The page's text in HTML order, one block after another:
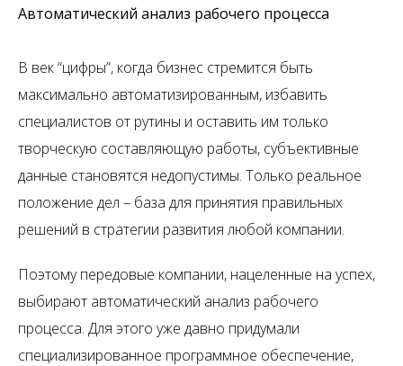
Автоматический анализ рабочего процесса
В век “цифры”, когда бизнес стремится быть
максимально автоматизированным, избавить
специалистов от рутины и оставить им только
творческую составляющую работы, субъективные
данные становятся недопустимы. Только реальное
положение дел – база для принятия правильных
решений в стратегии развития любой компании.
Поэтому передовые компании, нацеленные на успех,
выбирают автоматический анализ рабочего
процесса. Для этого уже давно придумали
специализированное программное обеспечение,